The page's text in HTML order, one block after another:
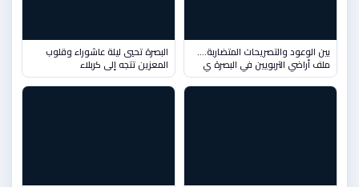
بين الوعود والتصريحات المتضاربة….
ملف أراضي التربويين في البصرة ي
البصرة تحيي ليلة عاشوراء وقلوب
المعزين تتجه إلى كربلاء